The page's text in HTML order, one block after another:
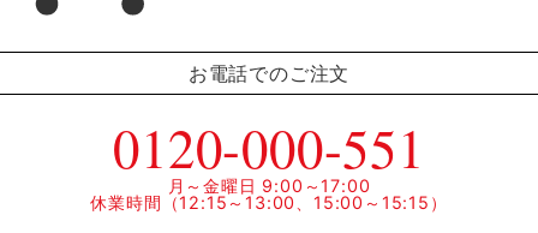
お電話でのご注文
0120-000-551
月～金曜日 9:00～17:00
休業時間（12:15～13:00、15:00～15:15）